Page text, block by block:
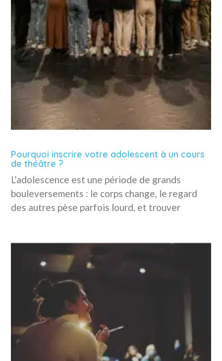
Pourquoi inscrire votre adolescent à un cours
de théâtre ?
L’adolescence est une période de grands
bouleversements : le corps change, le regard
des autres pèse parfois lourd, et trouver